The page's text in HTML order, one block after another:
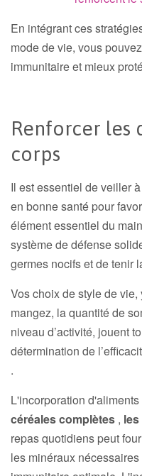
En intégrant ces
mode de vie, vous
immunitaire et mieux
Renforcer les
corps
Il est essentiel de veiller
en bonne santé pour
élément essentiel du
système de défense
germes nocifs et de tenir
Vos choix de style de
mangez, la quantité de
niveau d’activité, jouent
détermination de
.
L'incorporation
céréales complètes ,
repas quotidiens peut
les minéraux